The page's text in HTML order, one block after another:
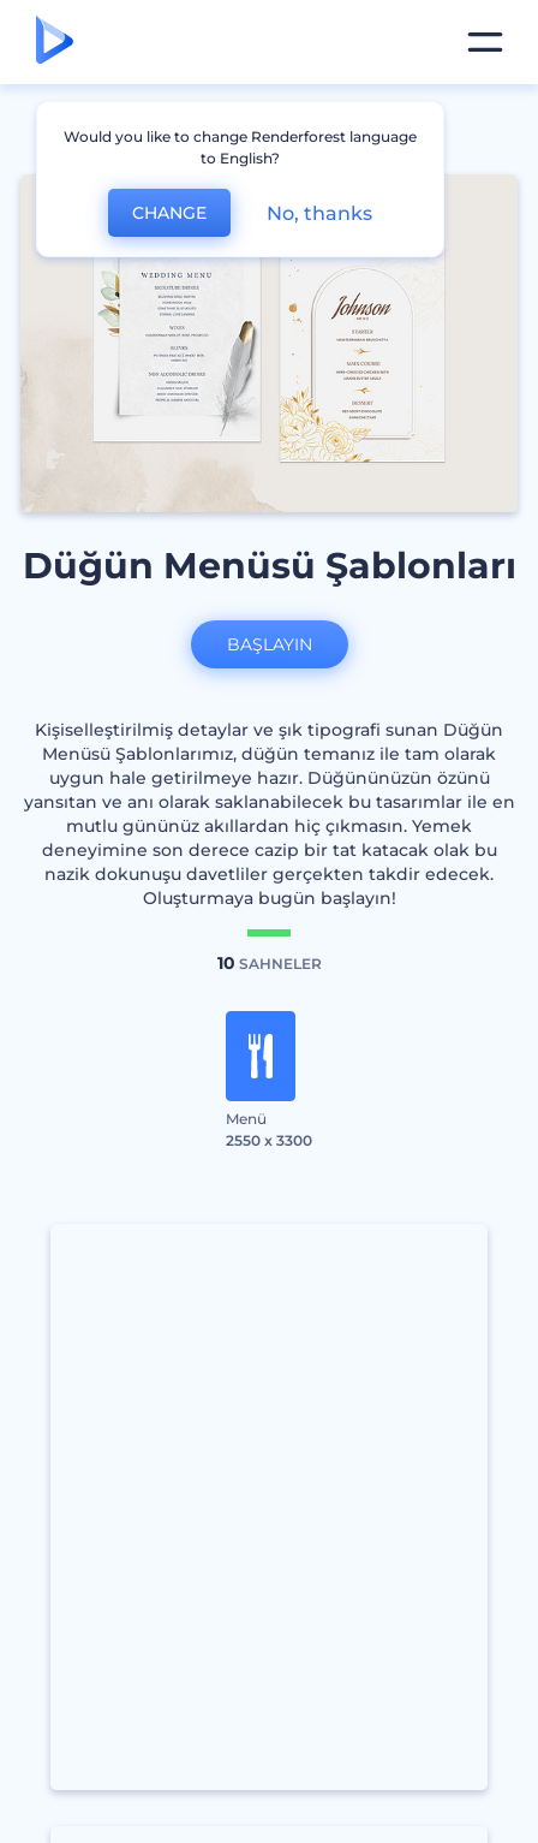
Düğün Menüsü Şablonları
Kişiselleştirilmiş detaylar ve şık tipografi sunan Düğün
Menüsü Şablonlarımız, düğün temanız ile tam olarak
uygun hale getirilmeye hazır. Düğününüzün özünü
yansıtan ve anı olarak saklanabilecek bu tasarımlar ile en
mutlu gününüz akıllardan hiç çıkmasın. Yemek
deneyimine son derece cazip bir tat katacak olak bu
nazik dokunuşu davetliler gerçekten takdir edecek.
Oluşturmaya bugün başlayın!
10 SAHNELER
Menü
2550 x 3300
BAŞLAYIN
Would you like to change Renderforest language
to English?
CHANGE No, thanks